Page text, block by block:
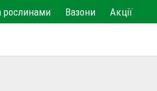
рослинами Вазони Акції